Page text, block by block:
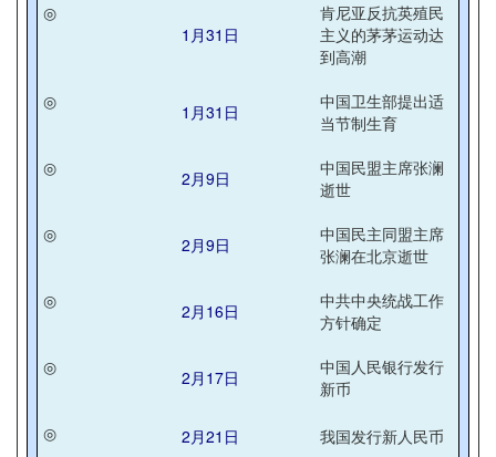
◎
1月31日
肯尼亚反抗英殖民
主义的茅茅运动达
到高潮
◎
1月31日
中国卫生部提出适
当节制生育
◎
2月9日
中国民盟主席张澜
逝世
◎
2月9日
中国民主同盟主席
张澜在北京逝世
◎
2月16日
中共中央统战工作
方针确定
◎
2月17日
中国人民银行发行
新币
◎
2月21日 我国发行新人民币